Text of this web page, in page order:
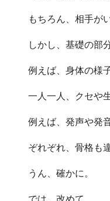
もちろん、相手が
しかし、基礎の部
例えば、身体の様子
一人一人、クセや
例えば、発声や発音
ぞれぞれ、骨格も
うん、確かに。